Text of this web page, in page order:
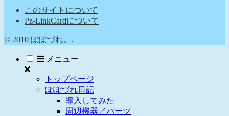
このサイトについて
Pz-LinkCardについて
© 2010 ぽぽづれ。.
メニュー
トップページ
ぽぽづれ日記
導入してみた
周辺機器／パーツ